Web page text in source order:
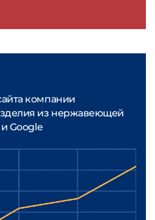
компании
из нержавеющей
Google